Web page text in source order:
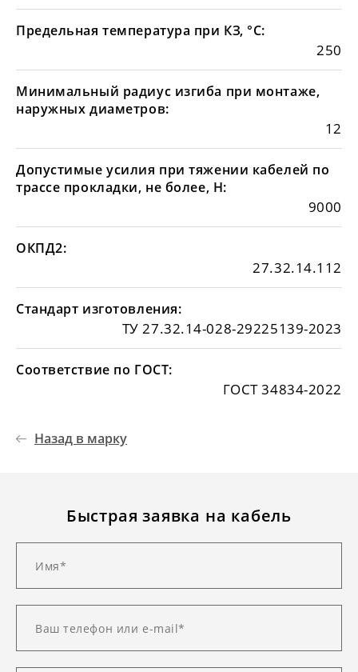
Предельная температура при КЗ, °С:
250
Минимальный радиус изгиба при монтаже,
наружных диаметров:
12
Допустимые усилия при тяжении кабелей по
трассе прокладки, не более, Н:
9000
ОКПД2:
27.32.14.112
Стандарт изготовления:
ТУ 27.32.14-028-29225139-2023
Соответствие по ГОСТ:
ГОСТ 34834-2022
Назад в марку
Быстрая заявка на кабель